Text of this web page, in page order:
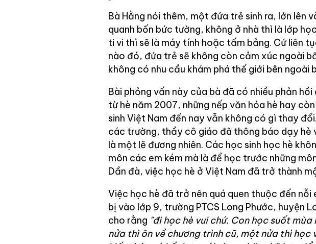
Bà Hằng nói thêm, một đứa trẻ sinh ra, lớn lên
quanh bốn bức tường, không ở nhà thì là lớp
ti vi thì sẽ là máy tính hoặc tấm bảng. Cứ liên
nào đó, đứa trẻ sẽ không còn cảm xúc ngoài
không có nhu cầu khám phá thế giới bên ngoài
Bài phỏng vấn này của bà đã có nhiều phản
từ hè năm 2007, những nếp văn hóa hè hay
sinh Việt Nam đến nay vẫn không có gì thay
các trường, thầy cô giáo đã thông báo dạy hè
là một lẽ đương nhiên. Các học sinh học hè
môn các em kém mà là để học trước những
Dần đà, việc học hè ở Việt Nam đã trở thành
Việc học hè đã trở nên quá quen thuộc đến nỗi
bị vào lớp 9, trường PTCS Long Phước, huyện
cho rằng "đi học hè vui chứ. Con học suốt
nửa thì ôn về chương trình cũ, một nửa thì học